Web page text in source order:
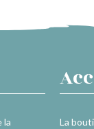
la
La